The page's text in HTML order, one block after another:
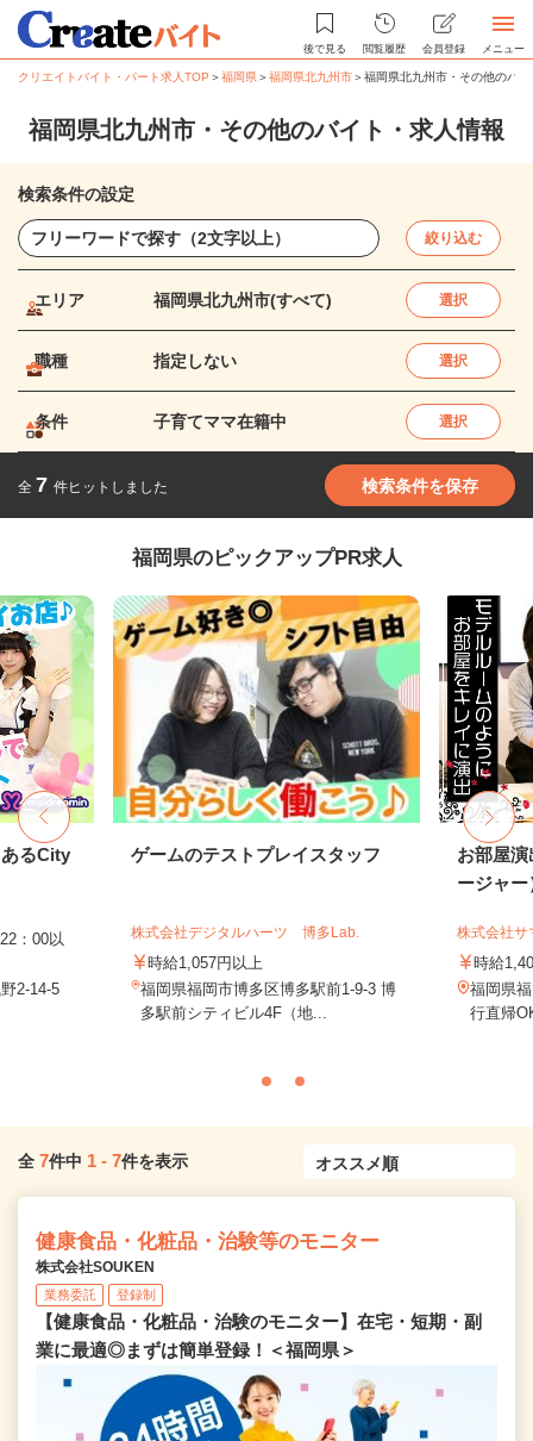
後で見る 閲覧履歴 会員登録 メニュー
クリエイトバイト・パート求人TOP ＞福岡県＞福岡県北九州市＞福岡県北九州市・その他のバ
福岡県北九州市・その他のバイト・求人情報
検索条件の設定
絞り込む
エリア 福岡県北九州市(すべて) 選択
職種 指定しない 選択
条件 子育てママ在籍中 選択
全 7 件ヒットしました 検索条件を保存
福岡県のピックアップPR求人
るCity
：00以
2-14-5
ゲームのテストプレイスタッフ
株式会社デジタルハーツ 博多Lab.
時給1,057円以上
福岡県福岡市博多区博多駅前1-9-3 博
多駅前シティビル4F（地...
お部屋
ージャー
株式会社サ
時給
福岡県
行直帰
全 7件中 1 - 7件を表示
健康食品・化粧品・治験等のモニター
株式会社SOUKEN
業務委託 登録制
【健康食品・化粧品・治験のモニター】在宅・短期・副
業に最適◎まずは簡単登録！＜福岡県＞